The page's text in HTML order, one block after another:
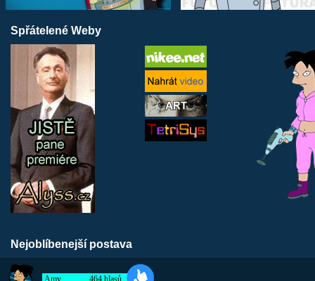
Spřátelené Weby
Nejoblíbenejší postava